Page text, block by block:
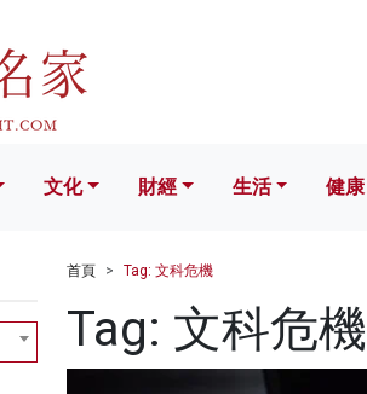
文化 財經 生活 健康
首頁 Tag: 文科危機
Tag: 文科危機